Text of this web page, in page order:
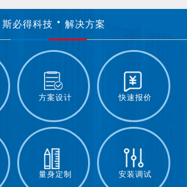
斯必得科技 解决方案
方案设计 快速报价
量身定制 安装调试